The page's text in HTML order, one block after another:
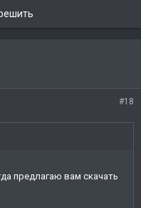
#18
предлагаю вам скачать